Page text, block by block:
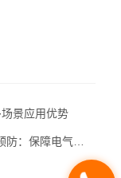
景应用优势
备安全的重要措施